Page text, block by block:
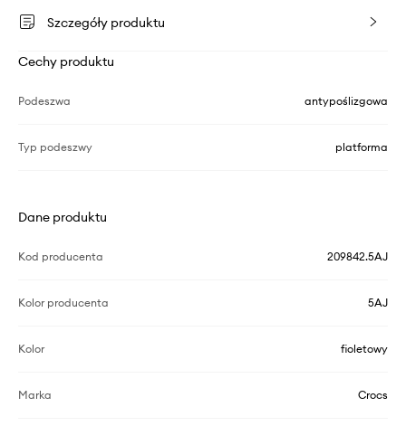
Szczegóły produktu
Cechy produktu
Podeszwa antypoślizgowa
Typ podeszwy platforma
Dane produktu
Kod producenta 209842.5AJ
Kolor producenta 5AJ
Kolor fioletowy
Marka Crocs